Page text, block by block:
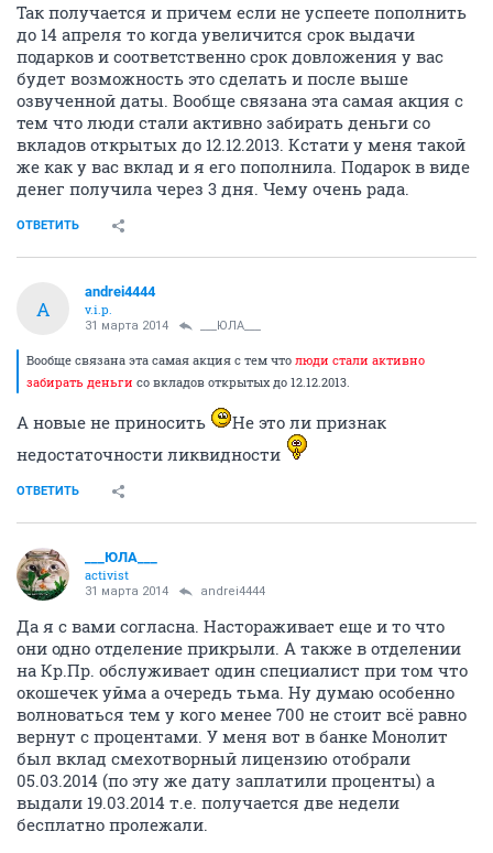
Так получается и причем если не успеете пополнить
до 14 апреля то когда увеличится срок выдачи
подарков и соответственно срок довложения у вас
будет возможность это сделать и после выше
озвученной даты. Вообще связана эта самая акция с
тем что люди стали активно забирать деньги со
вкладов открытых до 12.12.2013. Кстати у меня такой
же как у вас вклад и я его пополнила. Подарок в виде
денег получила через 3 дня. Чему очень рада.
ОТВЕТИТЬ
A
andrei4444
v.i.p.
31 марта 2014 ___ЮЛА___
Вообще связана эта самая акция с тем что люди стали активно
забирать деньги со вкладов открытых до 12.12.2013.
А новые не приносить
Не это ли признак
недостаточности ликвидности
ОТВЕТИТЬ
___ЮЛА___
activist
31 марта 2014 andrei4444
Да я с вами согласна. Настораживает еще и то что
они одно отделение прикрыли. А также в отделении
на Кр.Пр. обслуживает один специалист при том что
окошечек уйма а очередь тьма. Ну думаю особенно
волноваться тем у кого менее 700 не стоит всё равно
вернут с процентами. У меня вот в банке Монолит
был вклад смехотворный лицензию отобрали
05.03.2014 (по эту же дату заплатили проценты) а
выдали 19.03.2014 т.е. получается две недели
бесплатно пролежали.